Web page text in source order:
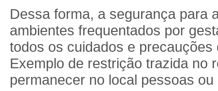
Dessa forma, a segurança para
ambientes frequentados por
todos os cuidados e
Exemplo de restrição trazida no
permanecer no local pessoas